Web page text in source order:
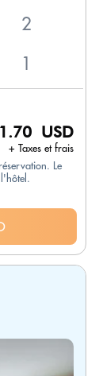
USD
+ Taxes et frais
Le